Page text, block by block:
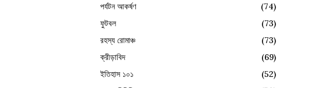
পর্যটন আকর্ষণ
(74)
ফুটবল
(73)
রহস্য রোমাঞ্চ
(73)
ক্রীড়াবিদ
(69)
ইতিহাস ১০১
(52)